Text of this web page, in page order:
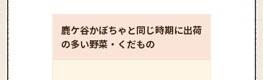
鹿ケ谷かぼちゃと同じ時期に出荷
の多い野菜・くだもの